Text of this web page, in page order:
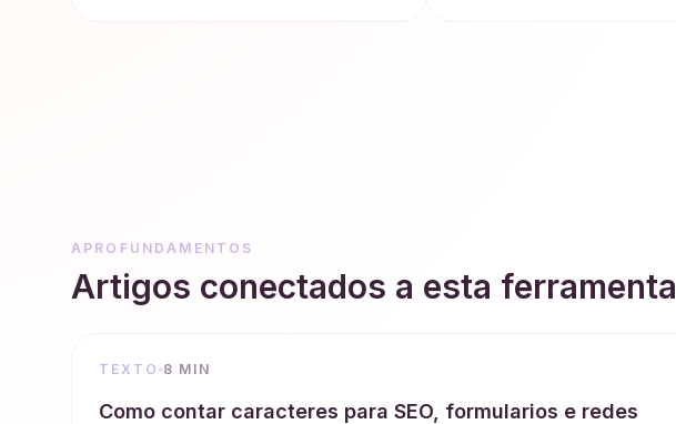
APROFUNDAMENTOS
Artigos conectados a esta ferramenta
TEXTO 8 MIN
Como contar caracteres para SEO, formularios e redes